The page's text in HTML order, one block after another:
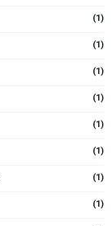
(1)
(1)
(1)
(1)
(1)
(1)
(1)
(1)